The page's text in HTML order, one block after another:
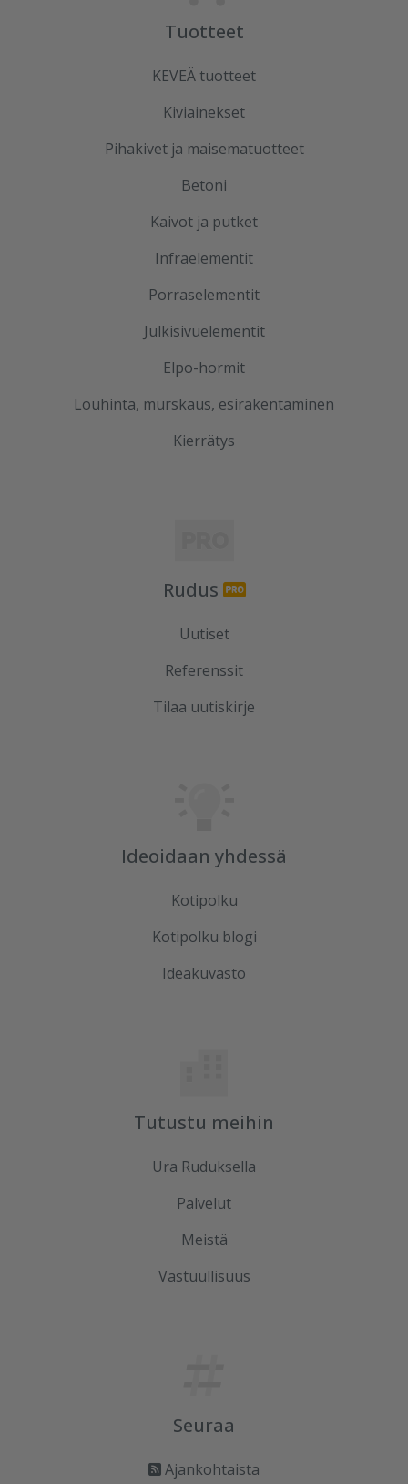
Tuotteet
KEVEÄ tuotteet
Kiviainekset
Pihakivet ja maisematuotteet
Betoni
Kaivot ja putket
Infraelementit
Porraselementit
Julkisivuelementit
Elpo-hormit
Louhinta, murskaus, esirakentaminen
Kierrätys
Rudus
Uutiset
Referenssit
Tilaa uutiskirje
Ideoidaan yhdessä
Kotipolku
Kotipolku blogi
Ideakuvasto
Tutustu meihin
Ura Ruduksella
Palvelut
Meistä
Vastuullisuus
Seuraa
Ajankohtaista